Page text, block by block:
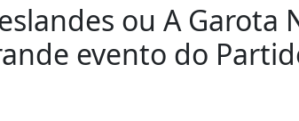
ou A
evento do